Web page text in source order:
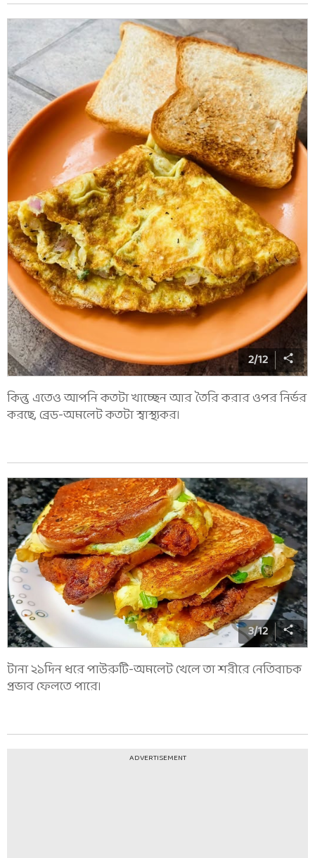
2/12
কিন্তু এতেও আপনি কতটা খাচ্ছেন আর তৈরি করার ওপর নির্ভর
করছে, ব্রেড-অমলেট কতটা স্বাস্থ্যকর।
3/12
টানা ২১দিন ধরে পাউরুটি-অমলেট খেলে তা শরীরে নেতিবাচক
প্রভাব ফেলতে পারে।
ADVERTISEMENT